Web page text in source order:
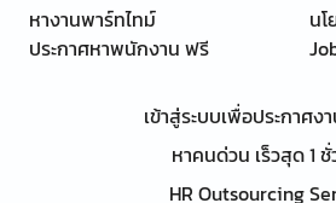
หางานพาร์ทไทม์
ประกาศหาพนักงาน ฟรี
น
เข้าสู่ระบบเพื่อประกาศง
หาคนด่วน เร็วสุด 1 ชั่
HR Outsourcing